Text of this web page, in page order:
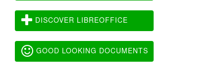
DISCOVER LIBREOFFICE
GOOD LOOKING DOCUMENTS